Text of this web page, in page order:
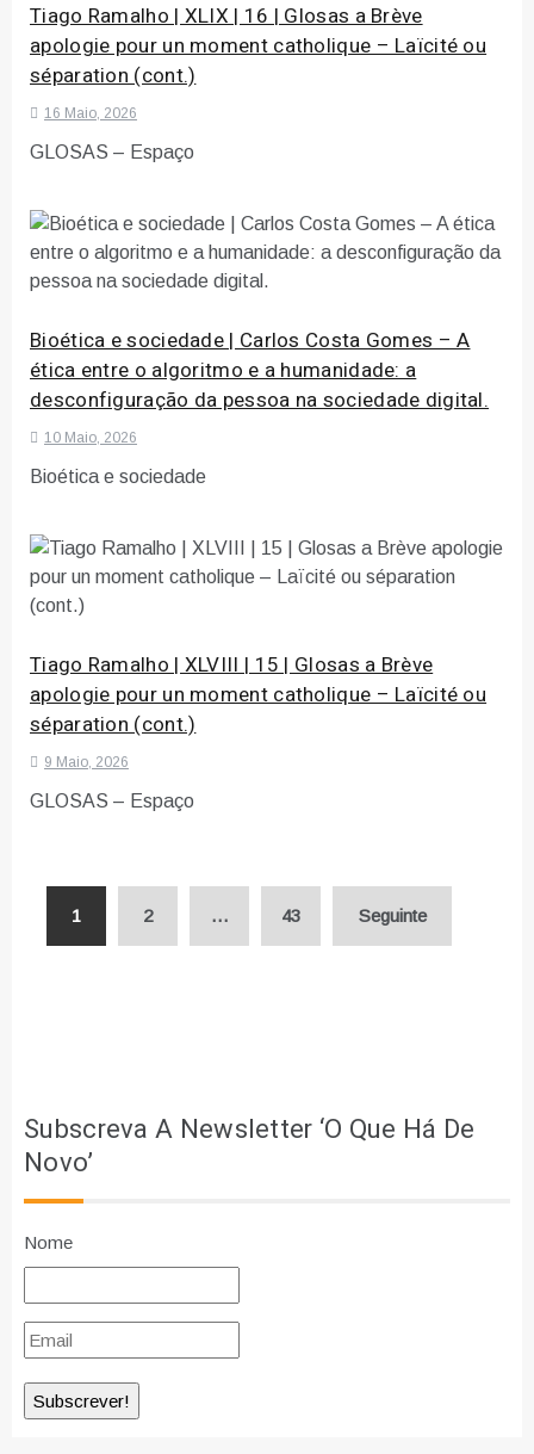
Tiago Ramalho | XLIX | 16 | Glosas a Brève
apologie pour un moment catholique – Laïcité ou
séparation (cont.)
16 Maio, 2026
GLOSAS – Espaço
Bioética e sociedade | Carlos Costa Gomes – A
ética entre o algoritmo e a humanidade: a
desconfiguração da pessoa na sociedade digital.
10 Maio, 2026
Bioética e sociedade
Tiago Ramalho | XLVIII | 15 | Glosas a Brève
apologie pour un moment catholique – Laïcité ou
séparation (cont.)
9 Maio, 2026
GLOSAS – Espaço
1 2 … 43 Seguinte
Subscreva A Newsletter ‘O Que Há De
Novo’
Nome